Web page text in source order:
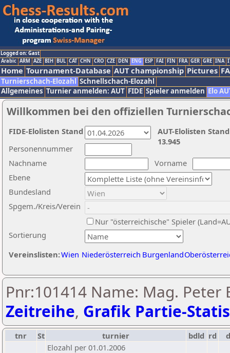
Logged on: Gast
Arabic ARM AZE BIH BUL CAT CHN CRO CZE DEN ENG ESP FAI FIN FRA GER GRE INA
Home Tournament-Database AUT championship Pictures
Turnierschach-Elozahl Schnellschach-Elozahl
Allgemeines Turnier anmelden: AUT FIDE Spieler anmelden Elo
Willkommen bei den offiziellen
Nachname
Vorname
Ebene
Sortierung
Personennummer
Bundesland
Spgem./Kreis/Verein
Nur "österreichische" Spieler
Vereinslisten:Wien Niederösterreich Burgenland
AUT-Elolisten
13.945
FIDE-Elolisten Stand
Pnr:101414 Name: Mag. Peter
Zeitreihe, Grafik Partie-
tnr St turnier bdld rd
Elozahl per 01.01.2006